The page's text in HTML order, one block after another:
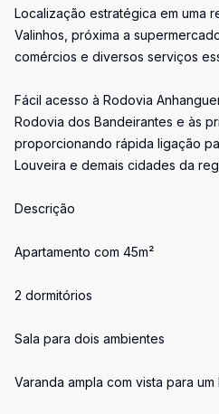
Localização estratégica em uma
Valinhos, próxima a
comércios e diversos serviços
Fácil acesso à Rodovia
Rodovia dos Bandeirantes e às
proporcionando rápida ligação
Louveira e demais cidades da
Descrição
Apartamento com 45m²
2 dormitórios
Sala para dois ambientes
Varanda ampla com vista para